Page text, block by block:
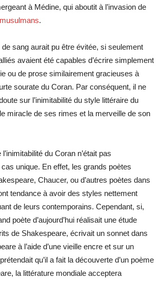
à Médine, qui aboutit à l’invasion de
.
sang aurait pu être évitée, si seulement
avaient été capables d’écrire simplement
ou de prose similairement gracieuses à
sourate du Coran. Par conséquent, il ne
sur l’inimitabilité du style littéraire du
miracle de ses rimes et la merveille de son
du Coran n’était pas
unique. En effet, les grands poètes
Chaucer, ou d’autres poètes dans
tendance à avoir des styles nettement
de leurs contemporains. Cependant, si,
poète d’aujourd’hui réalisait une étude
de Shakespeare, écrivait un sonnet dans
à l’aide d’une vieille encre et sur un
qu’il a fait la découverte d’un poème
la littérature mondiale acceptera